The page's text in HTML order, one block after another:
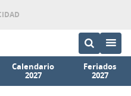
Calendario
2027
Feriados
2027